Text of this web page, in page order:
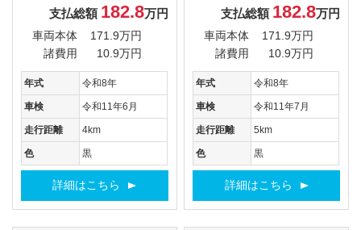
支払総額 182.8万円
車両本体
171.9万円
諸費用
10.9万円
年式 令和8年
車検 令和11年6月
走行距離 4km
色 黒
詳細はこちら
支払総額 182.8万円
車両本体
171.9万円
諸費用
10.9万円
年式 令和8年
車検 令和11年7月
走行距離 5km
色 黒
詳細はこちら